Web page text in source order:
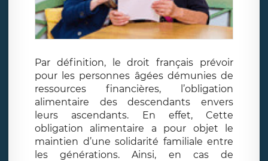
Par définition, le droit français prévoir
pour les personnes âgées démunies de
ressources financières, l’obligation
alimentaire des descendants envers
leurs ascendants. En effet, Cette
obligation alimentaire a pour objet le
maintien d’une solidarité familiale entre
les générations. Ainsi, en cas de